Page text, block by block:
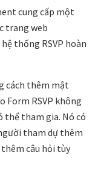
cung cấp một
trang web
thống RSVP hoàn
cách thêm mật
Form RSVP không
thể tham gia. Nó có
tham dự thêm
câu hỏi tùy